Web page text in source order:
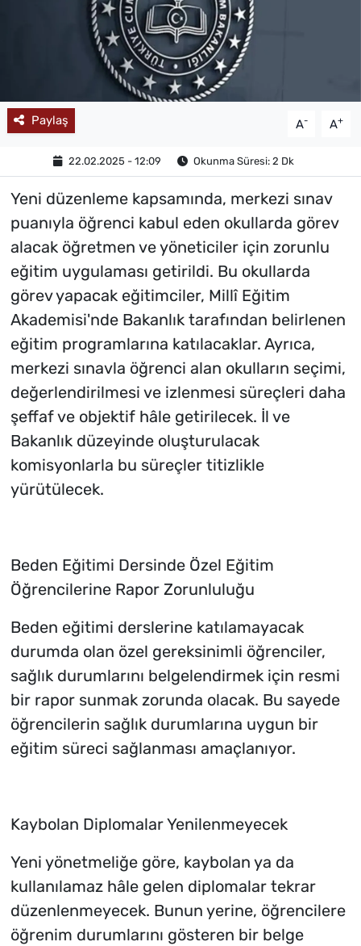
Paylaş A- A+
22.02.2025 - 12:09 Okunma Süresi: 2 Dk
Yeni düzenleme kapsamında, merkezi sınav
puanıyla öğrenci kabul eden okullarda görev
alacak öğretmen ve yöneticiler için zorunlu
eğitim uygulaması getirildi. Bu okullarda
görev yapacak eğitimciler, Millî Eğitim
Akademisi'nde Bakanlık tarafından belirlenen
eğitim programlarına katılacaklar. Ayrıca,
merkezi sınavla öğrenci alan okulların seçimi,
değerlendirilmesi ve izlenmesi süreçleri daha
şeffaf ve objektif hâle getirilecek. İl ve
Bakanlık düzeyinde oluşturulacak
komisyonlarla bu süreçler titizlikle
yürütülecek.
Beden Eğitimi Dersinde Özel Eğitim
Öğrencilerine Rapor Zorunluluğu
Beden eğitimi derslerine katılamayacak
durumda olan özel gereksinimli öğrenciler,
sağlık durumlarını belgelendirmek için resmi
bir rapor sunmak zorunda olacak. Bu sayede
öğrencilerin sağlık durumlarına uygun bir
eğitim süreci sağlanması amaçlanıyor.
Kaybolan Diplomalar Yenilenmeyecek
Yeni yönetmeliğe göre, kaybolan ya da
kullanılamaz hâle gelen diplomalar tekrar
düzenlenmeyecek. Bunun yerine, öğrencilere
öğrenim durumlarını gösteren bir belge